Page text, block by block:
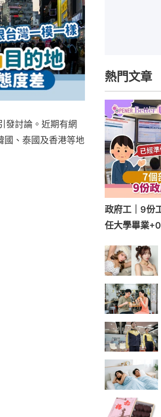
發討論。近期有網
國、泰國及香港等地
熱門文章
政府工｜9份
任大學畢業